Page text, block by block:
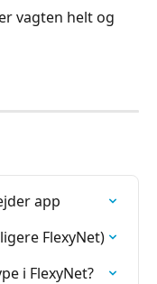
vagten helt og
app
FlexyNet)
i FlexyNet?